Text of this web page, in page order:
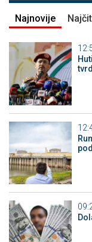
Najnovije